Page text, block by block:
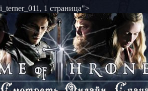
1 страница">